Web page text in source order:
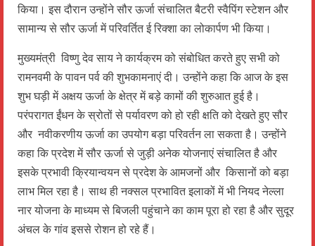
किया। इस दौरान उन्होंने सौर ऊर्जा संचालित बैटरी स्वैपिंग स्टेशन और
सामान्य से सौर ऊर्जा में परिवर्तित ई रिक्शा का लोकार्पण भी किया।
मुख्यमंत्री विष्णु देव साय ने कार्यक्रम को संबोधित करते हुए सभी को
रामनवमी के पावन पर्व की शुभकामनाएं दी। उन्होंने कहा कि आज के इस
शुभ घड़ी में अक्षय ऊर्जा के क्षेत्र में बड़े कामों की शुरुआत हुई है।
परंपरागत ईंधन के स्रोतों से पर्यावरण को हो रही क्षति को देखते हुए सौर
और नवीकरणीय ऊर्जा का उपयोग बड़ा परिवर्तन ला सकता है। उन्होंने
कहा कि प्रदेश में सौर ऊर्जा से जुड़ी अनेक योजनाएं संचालित है और
इसके प्रभावी क्रियान्वयन से प्रदेश के आमजनों और किसानों को बड़ा
लाभ मिल रहा है। साथ ही नक्सल प्रभावित इलाकों में भी नियद नेल्ला
नार योजना के माध्यम से बिजली पहुंचाने का काम पूरा हो रहा है और सुदूर
अंचल के गांव इससे रोशन हो रहे हैं।